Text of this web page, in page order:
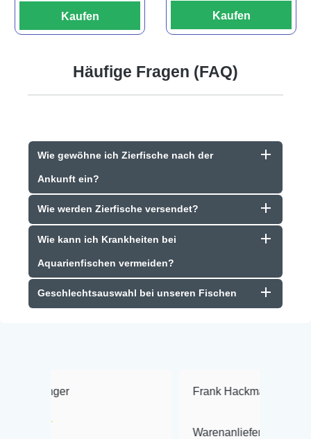
Kaufen Kaufen
Häufige Fragen (FAQ)
Wie gewöhne ich Zierfische nach der
Ankunft ein?
Wie werden Zierfische versendet?
Wie kann ich Krankheiten bei
Aquarienfischen vermeiden?
Geschlechtsauswahl bei unseren Fischen
Frank Hackmayer ★★★★
Warenanlieferung Top und die